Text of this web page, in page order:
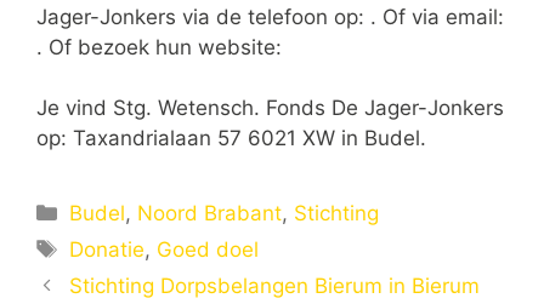
Jager-Jonkers via de telefoon op: . Of via email:
. Of bezoek hun website:
Je vind Stg. Wetensch. Fonds De Jager-Jonkers
op: Taxandrialaan 57 6021 XW in Budel.
Categorieën
Budel, Noord Brabant, Stichting
Tags
Donatie, Goed doel
Stichting Dorpsbelangen Bierum in Bierum